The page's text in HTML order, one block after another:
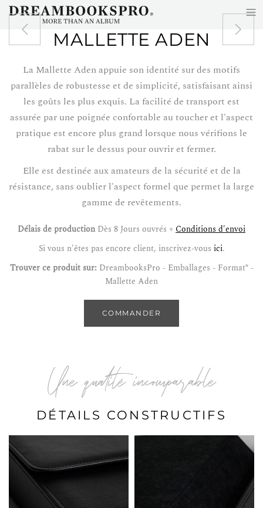
Accéder au contenu principal
MALLETTE ADEN
La Mallette Aden appuie son identité sur des motifs
parallèles de robustesse et de simplicité, satisfaisant ainsi
les goûts les plus exquis. La facilité de transport est
assurée par une poignée confortable au toucher et l'aspect
pratique est encore plus grand lorsque nous vérifions le
rabat sur le dessus pour ouvrir et fermer.
Elle est destinée aux amateurs de la sécurité et de la
résistance, sans oublier l'aspect formel que permet la large
gamme de revêtements.
Délais de production Dès 8 Jours ouvrés + Conditions d'envoi
Si vous n'êtes pas encore client, inscrivez-vous ici.
Trouver ce produit sur: DreambooksPro - Emballages - Format* -
Mallette Aden
COMMANDER
Une qualité incomparable
DÉTAILS CONSTRUCTIFS
≡